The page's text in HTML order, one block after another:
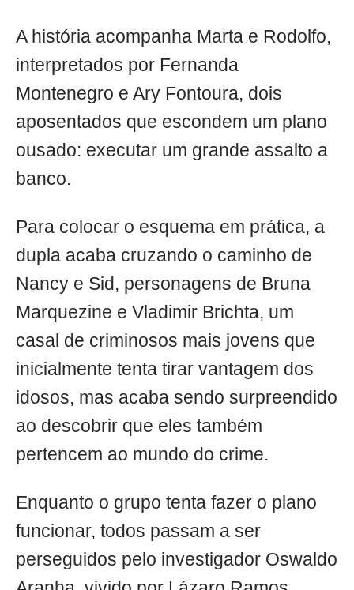
A história acompanha Marta e Rodolfo,
interpretados por Fernanda
Montenegro e Ary Fontoura, dois
aposentados que escondem um plano
ousado: executar um grande assalto a
banco.
Para colocar o esquema em prática, a
dupla acaba cruzando o caminho de
Nancy e Sid, personagens de Bruna
Marquezine e Vladimir Brichta, um
casal de criminosos mais jovens que
inicialmente tenta tirar vantagem dos
idosos, mas acaba sendo surpreendido
ao descobrir que eles também
pertencem ao mundo do crime.
Enquanto o grupo tenta fazer o plano
funcionar, todos passam a ser
perseguidos pelo investigador Oswaldo